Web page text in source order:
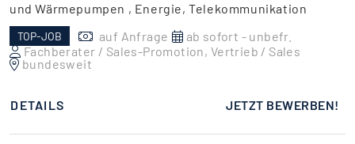
und Wärmepumpen , Energie, Telekommunikation
TOP-JOB auf Anfrage
ab sofort - unbefr.
Fachberater / Sales-Promotion, Vertrieb / Sales
bundesweit
DETAILS JETZT BEWERBEN!